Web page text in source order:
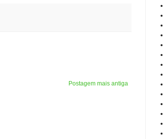
Postagem mais antiga